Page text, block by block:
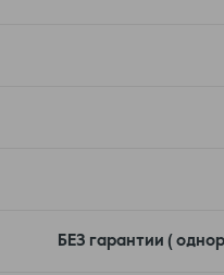
БЕЗ гарантии (